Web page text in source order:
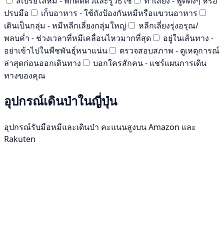
ปรบมือ
เก็บอาหาร - ใช้ถังป้องกันหมีหรือแขวนอาหาร
เดินเป็นกลุ่ม - หมีหลีกเลี่ยงกลุ่มใหญ่
หลีกเลี่ยงรุ่งอรุณ/
พลบค่ำ - ช่วงเวลาที่หมีเคลื่อนไหวมากที่สุด
อยู่ในเส้นทาง -
อย่าเข้าไปในพืชพันธุ์หนาแน่น
ตรวจสอบสภาพ - ดูเหตุการณ์
ล่าสุดก่อนออกเดินทาง
บอกใครสักคน - แชร์แผนการเดิน
ทางของคุณ
อุปกรณ์เดินป่าในญี่ปุ่น
อุปกรณ์รับมือหมีและเดินป่า คะแนนสูงบน Amazon และ
Rakuten